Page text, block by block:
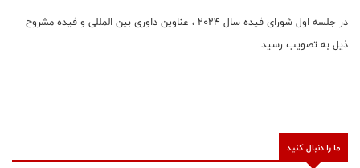
در جلسه اول شورای فیده سال 2024 ، عناوین داوری بین المللی و فیده مشروح
ذیل به تصویب رسید.
ما را دنبال کنید